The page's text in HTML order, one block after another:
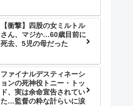
【衝撃】四股の女ミルトル
さん、マジか…60歳目前に
死去、5児の母だった
ファイナルデスティネーシ
ョンの死神役トニー・トッ
ド、実は余命宣告されてい
た…監督の粋な計らいに涙